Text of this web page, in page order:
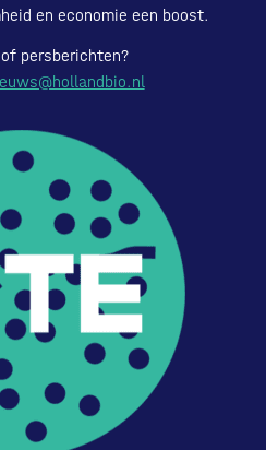
en economie een boost.
persberichten?